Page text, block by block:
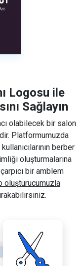
Logosu ile
Sağlayın
olabilecek bir salon
Platformumuzda
berber
oluşturmalarına
bir amblem
oluşturucumuzla